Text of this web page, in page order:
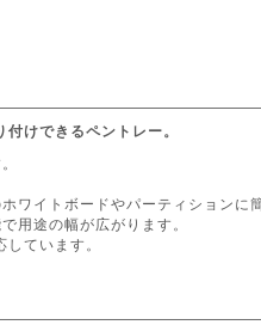
けできるペントレー。
ワイトボードやパーティションに
用途の幅が広がります。
ています。